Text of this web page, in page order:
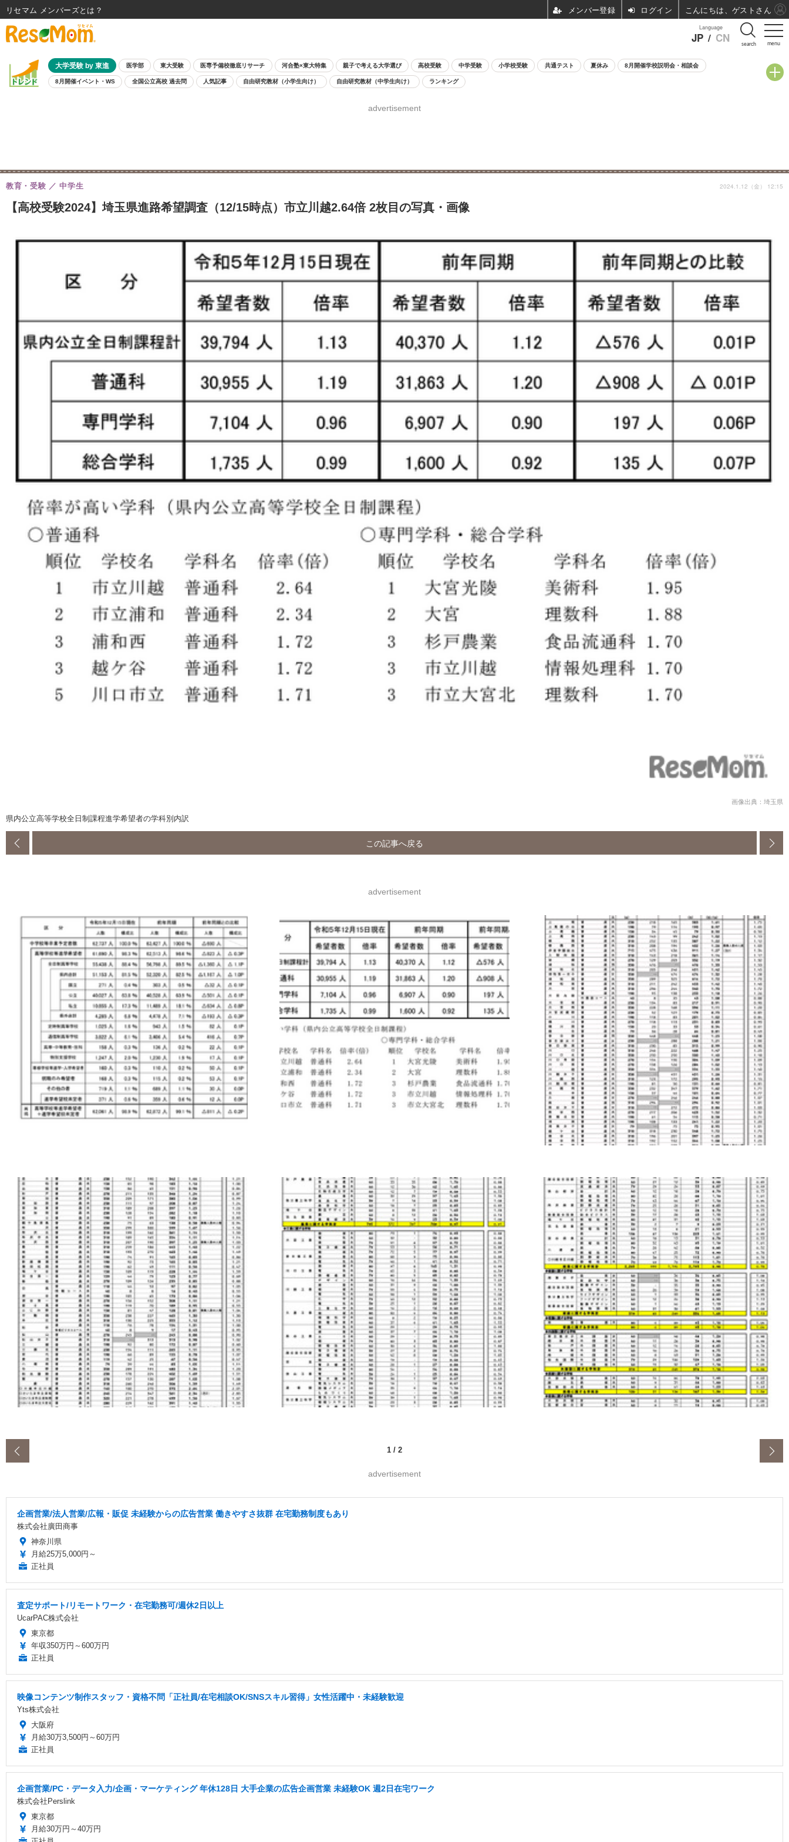
menu
Language
JP / CN search
大学受験 by 東進 医学部 東大受験 医専予備校徹底リサーチ 河合塾×東大特集 親子で考える大学選び 高校受験 中学受験 小学校受験 共通テスト 夏休み 8月開催学校説明会・相談会
8月開催イベント・WS 全国公立高校 過去問 人気記事 自由研究教材（小学生向け） 自由研究教材（中学生向け） ランキング
advertisement
【高校受験2024】埼玉県進路希望調査（12/15時点）市立川越2.64倍 2枚目の写真・画像
教育・受験 中学生 2024.1.12（金） 12:15
画像出典：埼玉県
県内公立高等学校全日制課程進学希望者の学科別内訳
この記事へ戻る
advertisement
1 / 2
advertisement
企画営業/法人営業/広報・販促 未経験からの広告営業 働きやすさ抜群 在宅勤務制度もあり
株式会社廣田商事
神奈川県
月給25万5,000円～
正社員
査定サポート/リモートワーク・在宅勤務可/週休2日以上
UcarPAC株式会社
東京都
年収350万円～600万円
正社員
映像コンテンツ制作スタッフ・資格不問「正社員/在宅相談OK/SNSスキル習得」女性活躍中・未経験歓迎
Yts株式会社
大阪府
月給30万3,500円～60万円
正社員
企画営業/PC・データ入力/企画・マーケティング 年休128日 大手企業の広告企画営業 未経験OK 週2日在宅ワーク
株式会社Perslink
東京都
月給30万円～40万円
リセマム メンバーズ ログイン こんにちは、ゲストさん